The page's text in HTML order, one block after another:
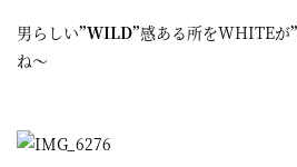
男らしい”WILD”感ある所をWHITEが
ね～